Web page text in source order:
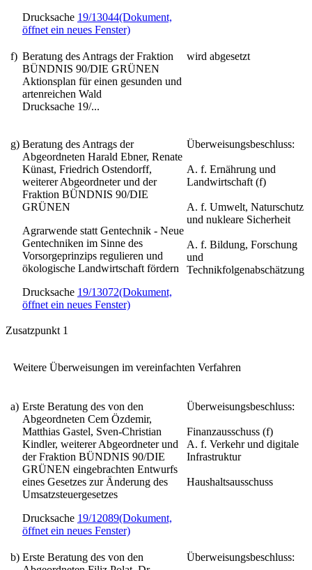
Drucksache 19/13044(Dokument,
öffnet ein neues Fenster)
f) Beratung des Antrags der Fraktion
BÜNDNIS 90/DIE GRÜNEN
Aktionsplan für einen gesunden und
artenreichen Wald
Drucksache 19/...
wird abgesetzt
g) Beratung des Antrags der
Abgeordneten Harald Ebner, Renate
Künast, Friedrich Ostendorff,
weiterer Abgeordneter und der
Fraktion BÜNDNIS 90/DIE
GRÜNEN
Agrarwende statt Gentechnik - Neue
Gentechniken im Sinne des
Vorsorgeprinzips regulieren und
ökologische Landwirtschaft fördern
Drucksache 19/13072(Dokument,
öffnet ein neues Fenster)
Überweisungsbeschluss:
A. f. Ernährung und
Landwirtschaft (f)
A. f. Umwelt, Naturschutz
und nukleare Sicherheit
A. f. Bildung, Forschung
und
Technikfolgenabschätzung
Zusatzpunkt 1
Weitere Überweisungen im vereinfachten Verfahren
a) Erste Beratung des von den
Abgeordneten Cem Özdemir,
Matthias Gastel, Sven-Christian
Kindler, weiterer Abgeordneter und
der Fraktion BÜNDNIS 90/DIE
GRÜNEN eingebrachten Entwurfs
eines Gesetzes zur Änderung des
Umsatzsteuergesetzes
Drucksache 19/12089(Dokument,
öffnet ein neues Fenster)
Überweisungsbeschluss:
Finanzausschuss (f)
A. f. Verkehr und digitale
Infrastruktur
Haushaltsausschuss
b) Erste Beratung des von den
Überweisungsbeschluss: